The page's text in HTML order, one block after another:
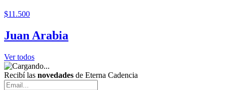
$11.500
Juan Arabia
Ver todos
Recibí las novedades de Eterna Cadencia